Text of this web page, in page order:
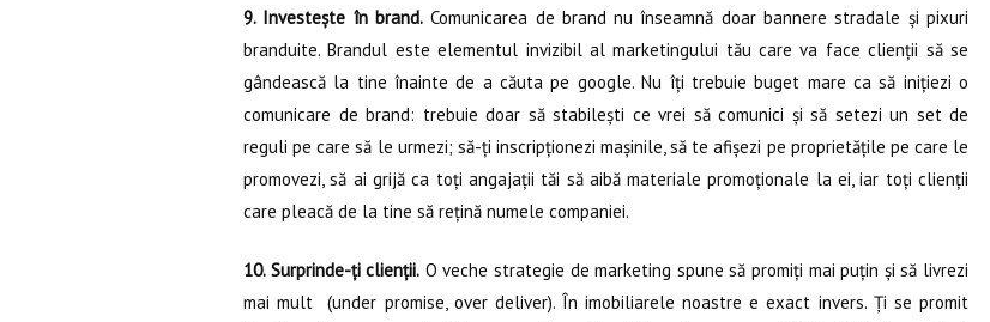
9. Investește în brand.Comunicarea de brand nu înseamnă doar bannere stradale și pixuri
branduite. Brandul este elementul invizibil al marketingului tău care va face clienții să se
gândească la tine înainte de a căuta pe google. Nu îți trebuie buget mare ca să inițiezi o
comunicare de brand: trebuie doar să stabilești ce vrei să comunici și să setezi un set de
reguli pe care să le urmezi; să-ți inscripționezi mașinile, să te afișezi pe proprietățile pe care le
promovezi, să ai grijă ca toți angajații tăi să aibă materiale promoționale la ei, iar toți clienții
care pleacă de la tine să rețină numele companiei.
10. Surprinde-ți clienții. O veche strategie de marketing spune să promiți mai puțin și să livrezi
mai mult (under promise, over deliver). În imobiliarele noastre e exact invers. Ți se promit